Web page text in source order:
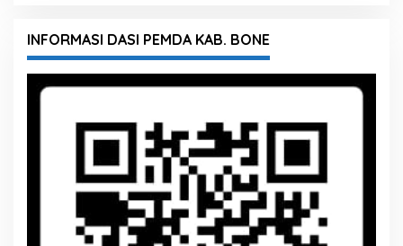
INFORMASI DASI PEMDA KAB. BONE